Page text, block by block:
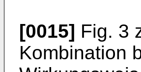
[0015] Fig. 3
Kombination